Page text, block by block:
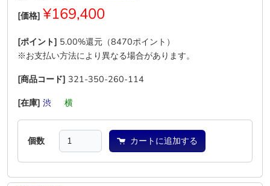
[価格] ¥169,400
[ポイント] 5.00%還元（8470ポイント）
※お支払い方法により異なる場合があります。
[商品コード] 321-350-260-114
[在庫] 渋 横
個数 カートに追加する